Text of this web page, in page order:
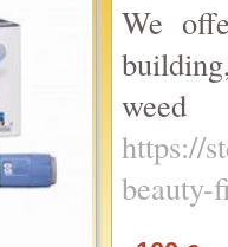
We
https://
beauty-